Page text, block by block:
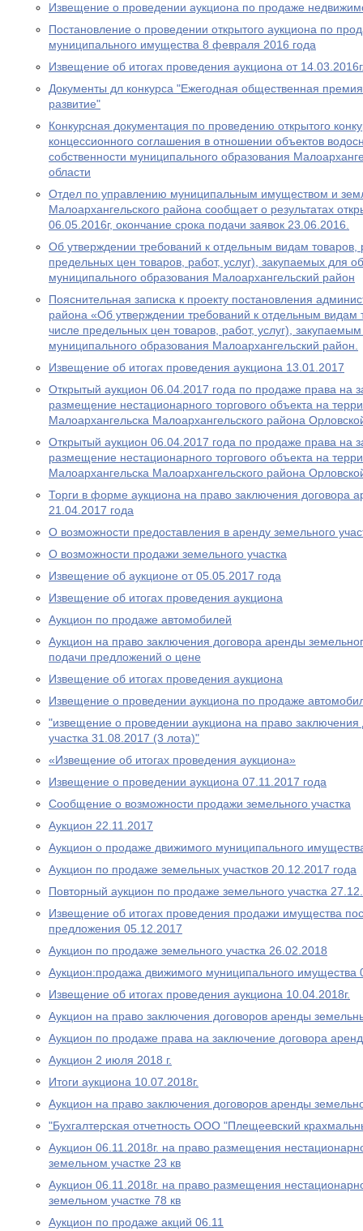
Извещение о проведении аукциона по продаже
Постановление о проведении открытого аукциона по
муниципального имущества 8 февраля 2016 года
Извещение об итогах проведения аукциона от
Документы дл конкурса "Ежегодная общественная
развитие"
Конкурсная документация по проведению открытого
концессионного соглашения в отношении объектов
собственности муниципального образования
области
Отдел по управлению муниципальным имуществом и
Малоархангельского района сообщает о результатах
06.05.2016г, окончание срока подачи заявок 23.06.2016.
Об утверждении требований к отдельным видам товаров,
предельных цен товаров, работ, услуг), закупаемых для
муниципального образования Малоархангельский район
Пояснительная записка к проекту постановления
района «Об утверждении требований к отдельным видам
числе предельных цен товаров, работ, услуг),
муниципального образования Малоархангельский район.
Извещение об итогах проведения аукциона 13.01.2017
Открытый аукцион 06.04.2017 года по продаже права на
размещение нестационарного торгового объекта на
Малоархангельска Малоархангельского района
Открытый аукцион 06.04.2017 года по продаже права на
размещение нестационарного торгового объекта на
Малоархангельска Малоархангельского района
Торги в форме аукциона на право заключения договора
21.04.2017 года
О возможности предоставления в аренду земельного
О возможности продажи земельного участка
Извещение об аукционе от 05.05.2017 года
Извещение об итогах проведения аукциона
Аукцион по продаже автомобилей
Аукцион на право заключения договора аренды
подачи предложений о цене
Извещение об итогах проведения аукциона
Извещение о проведении аукциона по продаже
"извещение о проведении аукциона на право
участка 31.08.2017 (3 лота)"
«Извещение об итогах проведения аукциона»
Извещение о проведении аукциона 07.11.2017 года
Сообщение о возможности продажи земельного участка
Аукцион 22.11.2017
Аукцион о продаже движимого муниципального
Аукцион по продаже земельных участков 20.12.2017 года
Повторный аукцион по продаже земельного участка
Извещение об итогах проведения продажи имущества
предложения 05.12.2017
Аукцион по продаже земельного участка 26.02.2018
Аукцион:продажа движимого муниципального имущества
Извещение об итогах проведения аукциона 10.04.2018г.
Аукцион на право заключения договоров аренды
Аукцион по продаже права на заключение договора
Аукцион 2 июля 2018 г.
Итоги аукциона 10.07.2018г.
Аукцион на право заключения договоров аренды
"Бухгалтерская отчетность ООО "Плещеевский
Аукцион 06.11.2018г. на право размещения
земельном участке 23 кв
Аукцион 06.11.2018г. на право размещения
земельном участке 78 кв
Аукцион по продаже акций 06.11